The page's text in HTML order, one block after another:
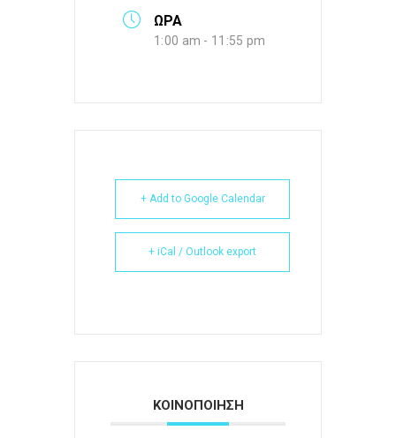
ΩΡΑ
1:00 am - 11:55 pm
+ Add to Google Calendar
+ iCal / Outlook export
ΚΟΙΝΟΠΟΙΗΣΗ